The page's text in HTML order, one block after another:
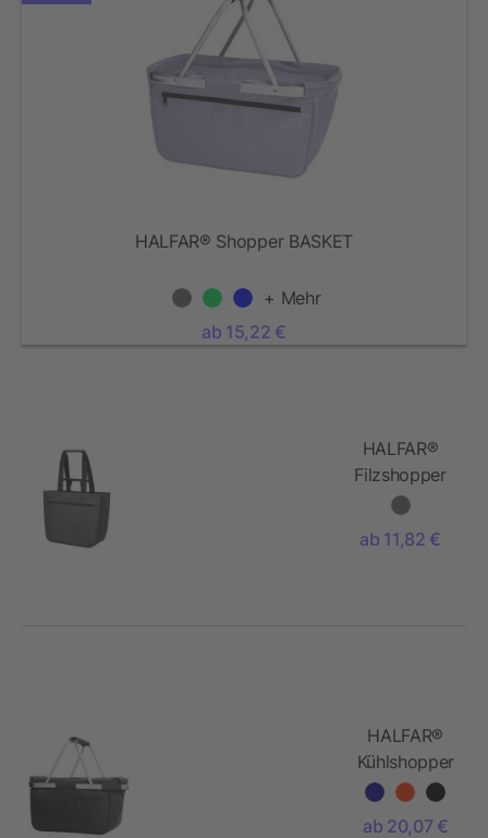
HALFAR® Shopper BASKET
+ Mehr
ab 15,22 €
HALFAR®
Filzshopper
SOFTBASKET
ab 11,82 €
HALFAR®
Kühlshopper
BASKET
ab 20,07 €